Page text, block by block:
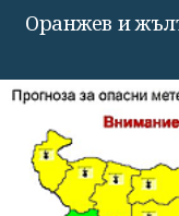
Оранжев и